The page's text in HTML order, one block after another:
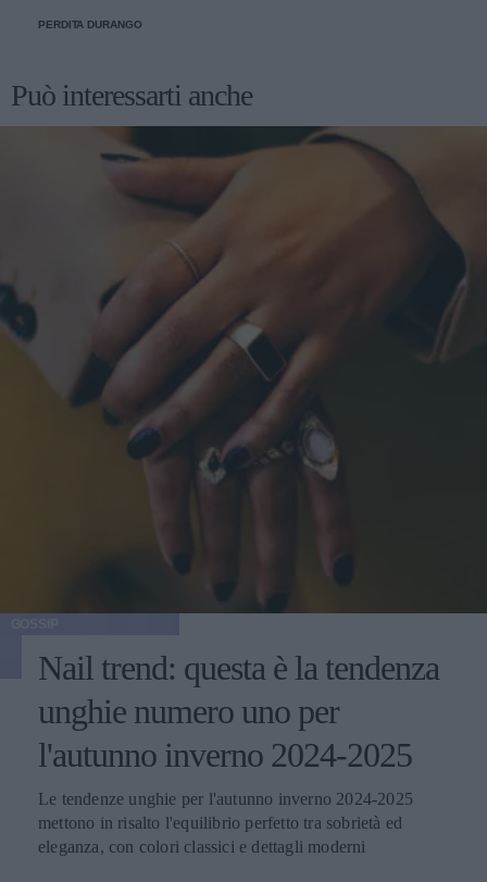
PERDITA DURANGO
Può interessarti anche
Nail trend: questa è la tendenza
unghie numero uno per
l'autunno inverno 2024-2025
Le tendenze unghie per l'autunno inverno 2024-2025
mettono in risalto l'equilibrio perfetto tra sobrietà ed
eleganza, con colori classici e dettagli moderni